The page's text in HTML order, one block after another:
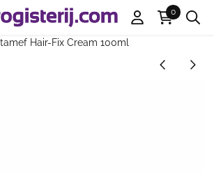
beschikbaar. Kies instellingen of sta
0
Hair-Fix Cream 100ml